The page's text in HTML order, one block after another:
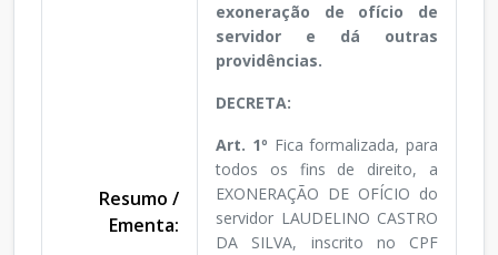
Resumo /
Ementa:
exoneração de ofício de
servidor e dá outras
providências.
DECRETA:
Art. 1º Fica formalizada, para
todos os fins de direito, a
EXONERAÇÃO DE OFÍCIO do
servidor LAUDELINO CASTRO
DA SILVA, inscrito no CPF